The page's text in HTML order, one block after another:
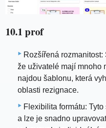
10.1 prof
Rozšířená
že uživatelé mají mnoho
najdou šablonu, která
oblasti rezignace.
Flexibilita formátu:
a lze je snadno